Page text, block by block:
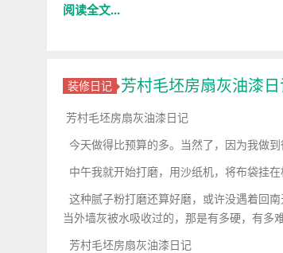
阅读全文...
装修日记 芳村毛坯房扇灰油漆
芳村毛坯房扇灰油漆日记
今天做得比预算的多。当然了，因为我做
中午我就开始打磨，用沙纸机，将布袋挂
这种腻子粉打磨还算好磨，或许没遇着回
当外墙灰被水吸收过的，那是有多硬，有多难
芳村毛坯房扇灰油漆日记